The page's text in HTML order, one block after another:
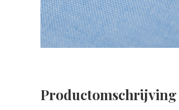
Productomschrijving